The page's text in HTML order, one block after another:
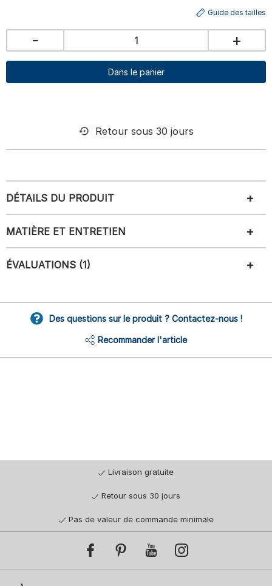
Guide des tailles
- +
Dans le panier
Retour sous 30 jours
DÉTAILS DU PRODUIT
MATIÈRE ET ENTRETIEN
ÉVALUATIONS (1)
Des questions sur le produit ? Contactez-nous !
Recommander l'article
Livraison gratuite
Retour sous 30 jours
Pas de valeur de commande minimale